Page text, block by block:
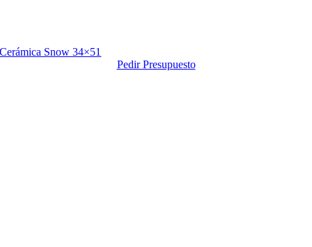
Cerámica Snow 34×51
Pedir Presupuesto